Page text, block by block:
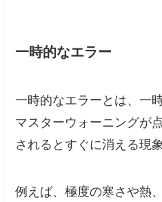
一時的なエラー
一時的なエラーとは、一
マスターウォーニングが
されるとすぐに消える現
例えば、極度の寒さや熱